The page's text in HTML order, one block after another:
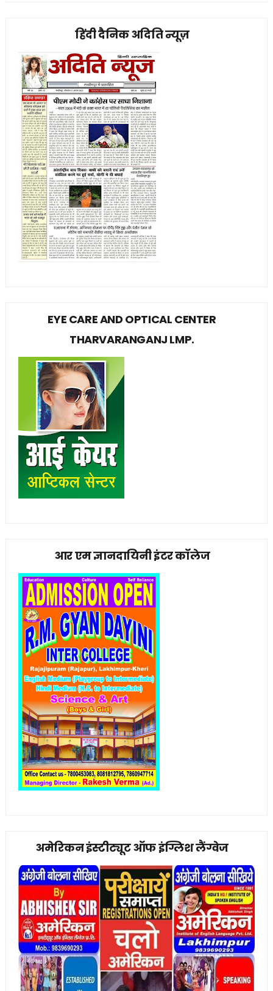
हिंदी दैनिक अदिति न्यूज़
EYE CARE AND OPTICAL CENTER
THARVARANGANJ LMP.
आर एम ज्ञानदायिनी इंटर कॉलेज
अमेरिकन इंस्टीट्यूट ऑफ इंग्लिश लैंग्वेज